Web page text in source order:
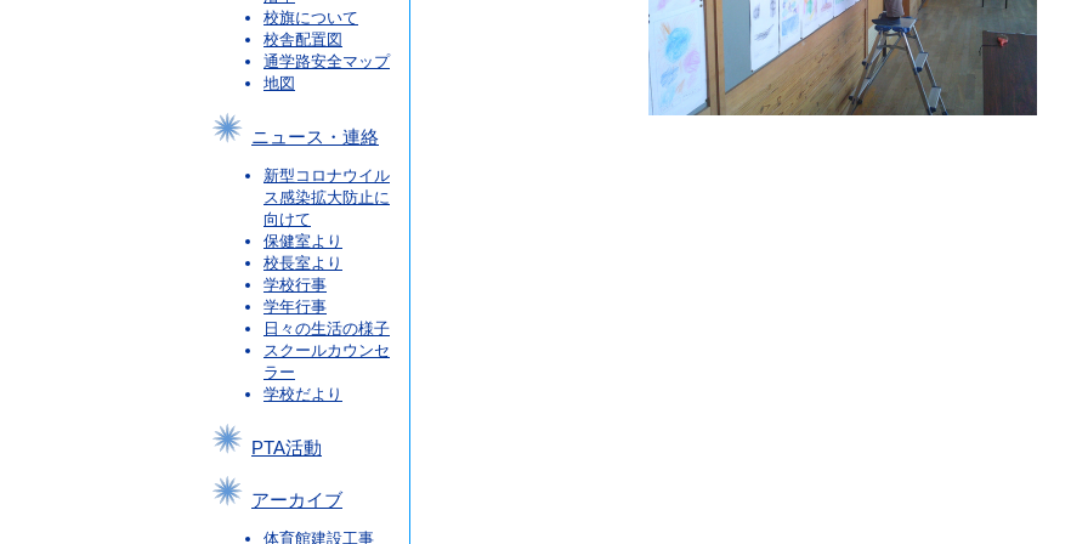
校旗について
校舎配置図
通学路安全マップ
地図
ニュース・連絡
新型コロナウイル
ス感染拡大防止に
向けて
保健室より
校長室より
学校行事
学年行事
日々の生活の様子
スクールカウンセ
ラー
学校だより
PTA活動
アーカイブ
体育館建設工事